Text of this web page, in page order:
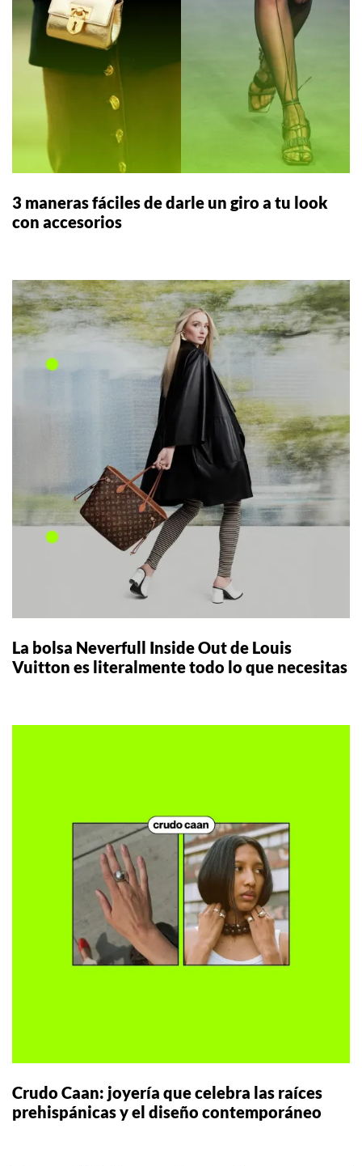
3 maneras fáciles de darle un giro a tu look
con accesorios
La bolsa Neverfull Inside Out de Louis
Vuitton es literalmente todo lo que necesitas
Crudo Caan: joyería que celebra las raíces
prehispánicas y el diseño contemporáneo